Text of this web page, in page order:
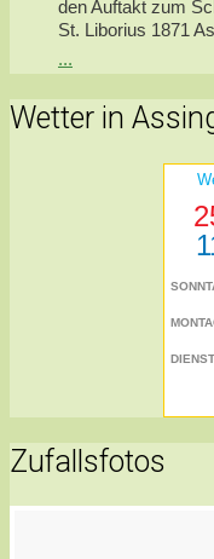
den Auftakt zum
St. Liborius 1871
...
Wetter in
Zufallsfotos